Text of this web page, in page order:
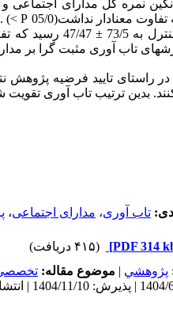
و در گروه
در راستای تایید فرضیه پژوهش
بدین ترتیب تاب آوری
تاب آوری، مدارای اجتماعی،
(۴۱۵ دریافت)
پژوهشي | موضوع مقاله: